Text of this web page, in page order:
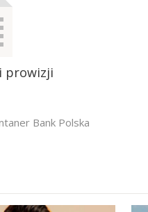
prowizji
Bank Polska